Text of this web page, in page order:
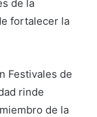
de la
fortalecer la
Festivales de
rinde
de la